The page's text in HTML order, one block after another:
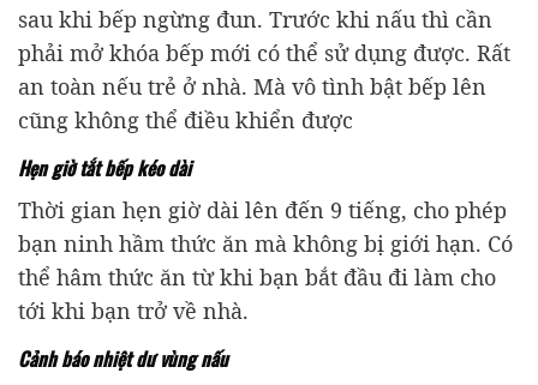
sau khi bếp ngừng đun. Trước khi nấu thì cần
phải mở khóa bếp mới có thể sử dụng được. Rất
an toàn nếu trẻ ở nhà. Mà vô tình bật bếp lên
cũng không thể điều khiển được
Hẹn giờ tắt bếp kéo dài
Thời gian hẹn giờ dài lên đến 9 tiếng, cho phép
bạn ninh hầm thức ăn mà không bị giới hạn. Có
thể hâm thức ăn từ khi bạn bắt đầu đi làm cho
tới khi bạn trở về nhà.
Cảnh báo nhiệt dư vùng nấu